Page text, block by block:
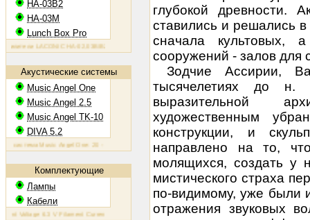
HA-03B2
HA-03M
Lunch Box Pro
LACONIC HA-02,03B/B2/M: 6N6P, 2х1,2 Вт на 300 Ом
Акустические системы
Music Angel One
Music Angel 2.5
Music Angel TK-10
DIVA 5.2
Music Angel One: 20 - 100 Вт, 38 Гц - 30 кГц, 86 Дб/Вт/мАкустическая система Music Angel
Комплектующие
Лампы
Кабели
6.3 V Filament Current 1.6 A Plate Voltage (max) 800 V Plate Current (max) 230 mA Plate
глубокой древности.
ставились и решались в
сначала культовых,
сооружений - залов для
Зодчие Ассирии,
тысячелетиях до н.
выразительной
художественным
конструкции, и
направлено на то,
молящихся, создать у
мистического страха
по-видимому, уже были
отражения звуковых